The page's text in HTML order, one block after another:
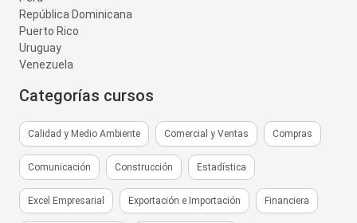
República Dominicana
Puerto Rico
Uruguay
Venezuela
Categorías cursos
Calidad y Medio Ambiente Comercial y Ventas Compras
Comunicación Construcción Estadística
Excel Empresarial Exportación e Importación Financiera